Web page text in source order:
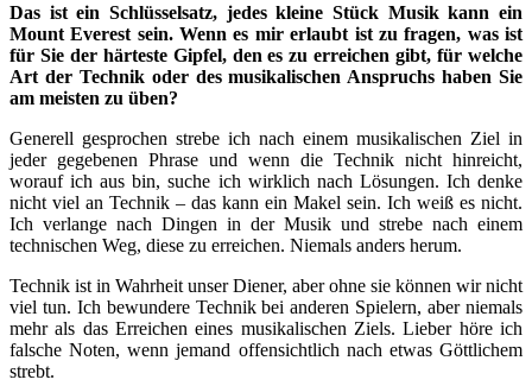
Das ist ein Schlüsselsatz, jedes kleine Stück Musik kann ein
Mount Everest sein. Wenn es mir erlaubt ist zu fragen, was ist
für Sie der härteste Gipfel, den es zu erreichen gibt, für welche
Art der Technik oder des musikalischen Anspruchs haben Sie
am meisten zu üben?
Generell gesprochen strebe ich nach einem musikalischen Ziel in
jeder gegebenen Phrase und wenn die Technik nicht hinreicht,
worauf ich aus bin, suche ich wirklich nach Lösungen. Ich denke
nicht viel an Technik – das kann ein Makel sein. Ich weiß es nicht.
Ich verlange nach Dingen in der Musik und strebe nach einem
technischen Weg, diese zu erreichen. Niemals anders herum.
Technik ist in Wahrheit unser Diener, aber ohne sie können wir nicht
viel tun. Ich bewundere Technik bei anderen Spielern, aber niemals
mehr als das Erreichen eines musikalischen Ziels. Lieber höre ich
falsche Noten, wenn jemand offensichtlich nach etwas Göttlichem
strebt.